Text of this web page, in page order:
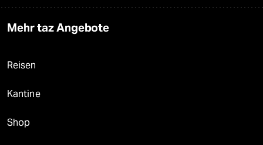
Mehr taz Angebote
Reisen
Kantine
Shop